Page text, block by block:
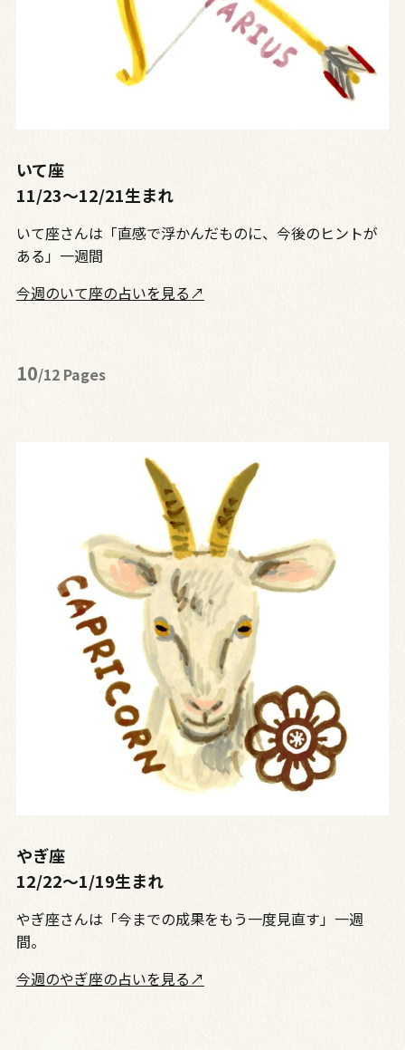
いて座
11/23〜12/21生まれ
いて座さんは「直感で浮かんだものに、今後のヒントが
ある」一週間
今週のいて座の占いを見る↗
10/12 Pages
やぎ座
12/22〜1/19生まれ
やぎ座さんは「今までの成果をもう一度見直す」一週
間。
今週のやぎ座の占いを見る↗